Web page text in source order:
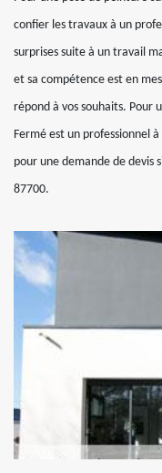
confier les travaux à un
surprises suite à un travail
et sa compétence est en
répond à vos souhaits. Pour
Fermé est un professionnel
pour une demande de devis
87700.